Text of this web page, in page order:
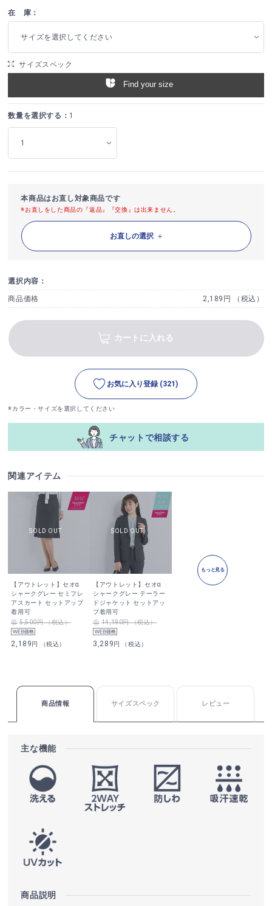
在 庫：
サイズを選択してください
サイズスペック
Find your size
数量を選択する： 1
本商品はお直し対象商品です
※お直しをした商品の『返品』『交換』は出来ません。
お直しの選択
選択内容：
商品価格 2,189円 （税込）
カートに入れる
お気に入り登録 (321)
※カラー・サイズを選択してください
チャットで相談する
関連アイテム
【アウトレット】セオα
シャークグレー セミフレ
アスカート セットアップ
着用可
5,500円 （税込）
2,189円 （税込）
【アウトレット】セオα
シャークグレー テーラー
ドジャケット セットアッ
プ着用可
14,190円 （税込）
3,289円 （税込）
もっと見る
商品情報 サイズスペック レビュー
主な機能
商品説明